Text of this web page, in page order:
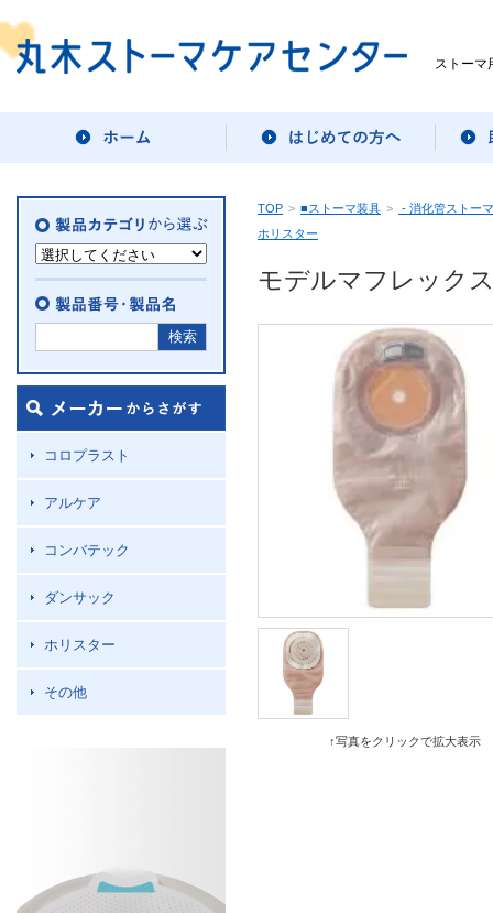
ストーマ
コロプラスト
アルケア
コンバテック
ダンサック
ホリスター
その他
TOP > ■ストーマ装具 >
- 消化管ストー
ホリスター
モデルマフレック
↑写真をクリックで拡大表示